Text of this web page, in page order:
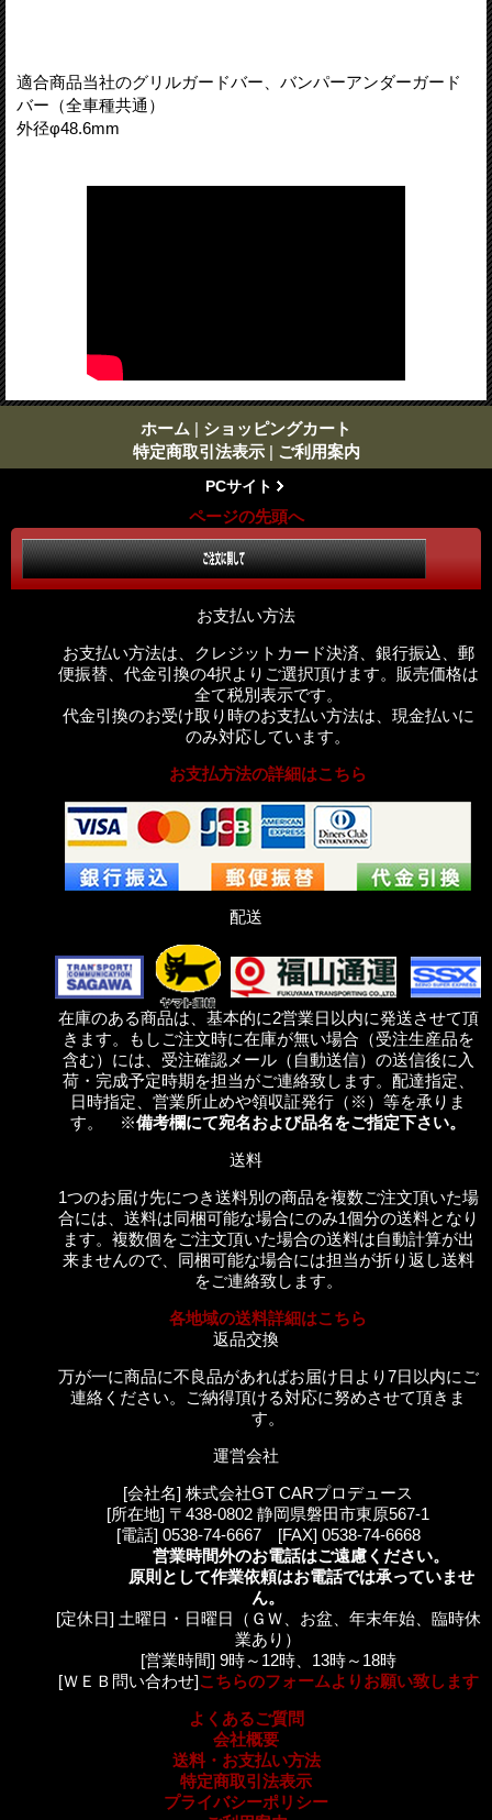
適合商品当社のグリルガードバー、バンパーアンダーガード
バー（全車種共通）
外径φ48.6mm
ホーム | ショッピングカート
特定商取引法表示 | ご利用案内
PCサイト
ページの先頭へ
お支払い方法
お支払い方法は、クレジットカード決済、銀行振込、郵
便振替、代金引換の4択よりご選択頂けます。販売価格は
全て税別表示です。
代金引換のお受け取り時のお支払い方法は、現金払いに
のみ対応しています。
お支払方法の詳細はこちら
配送
在庫のある商品は、基本的に2営業日以内に発送させて頂
きます。もしご注文時に在庫が無い場合（受注生産品を
含む）には、受注確認メール（自動送信）の送信後に入
荷・完成予定時期を担当がご連絡致します。配達指定、
日時指定、営業所止めや領収証発行（※）等を承りま
す。 ※備考欄にて宛名および品名をご指定下さい。
送料
1つのお届け先につき送料別の商品を複数ご注文頂いた場
合には、送料は同梱可能な場合にのみ1個分の送料となり
ます。複数個をご注文頂いた場合の送料は自動計算が出
来ませんので、同梱可能な場合には担当が折り返し送料
をご連絡致します。
各地域の送料詳細はこちら
返品交換
万が一に商品に不良品があればお届け日より7日以内にご
連絡ください。ご納得頂ける対応に努めさせて頂きま
す。
運営会社
[会社名] 株式会社GT CARプロデュース
[所在地] 〒438-0802 静岡県磐田市東原567-1
[電話] 0538-74-6667 [FAX] 0538-74-6668
営業時間外のお電話はご遠慮ください。
原則として作業依頼はお電話では承っていませ
ん。
[定休日] 土曜日・日曜日（ＧＷ、お盆、年末年始、臨時休
業あり）
[営業時間] 9時～12時、13時～18時
[ＷＥＢ問い合わせ]こちらのフォームよりお願い致します
よくあるご質問
会社概要
送料・お支払い方法
特定商取引法表示
プライバシーポリシー